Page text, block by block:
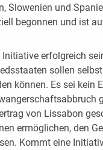
Slowenien und
begonnen und ist
erfolgreich
sollen
können. Es sei kein
von Lissabon
ermöglichen, den
Kommt eine